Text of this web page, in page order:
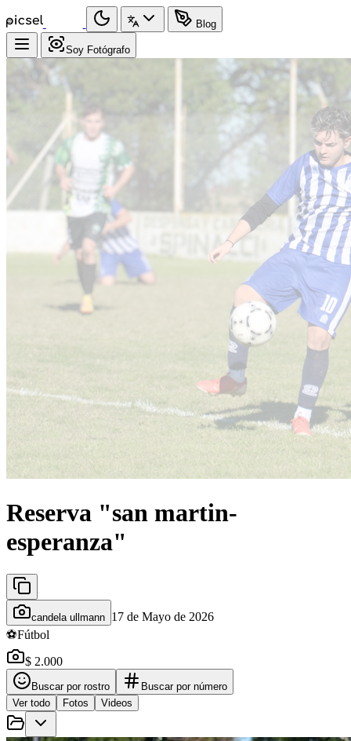
Blog
Soy Fotógrafo
Reserva "san martin-
esperanza"
candela ullmann 17 de Mayo de 2026
⚽Fútbol
$ 2.000
Buscar por rostro
Buscar por número
Ver todo
Fotos Videos